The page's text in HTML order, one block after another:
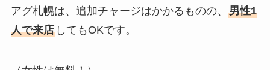
アグ札幌は、追加チャージはかかるものの、 男性1
人で来店してもOKです。